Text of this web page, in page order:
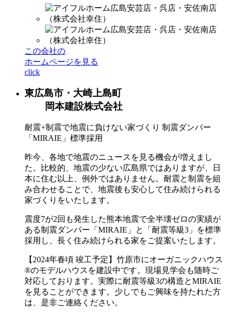
この会社の
ホームページを見る
click
東広島市・大崎上島町
岡本建設株式会社
耐震+制震で地震に負けない家づくり 制震ダンパー
「MIRAIE」標準採用
昨今、各地で地震のニュースを見る機会が増えまし
た。比較的、地震の少ない広島県ではありますが、日
本に住む以上、例外ではありません。 耐震と制震を組
み合わせることで、地震後も安心して住み続けられる
家づくりをいたします。
震度7が2回も発生した熊本地震で全半壊ゼロの実績が
ある制震ダンパー「MIRAIE」と「耐震等級3」を標準
採用し、長く住み続けられる家をご提案いたします。
【2024年春頃 竣工予定】 竹原市にオーガニックハウス
®のモデルハウスを建設中です。現場見学会も随時ご
対応しております。実際に耐震等級3の構造とMIRAIE
を見ることができます。少しでもご興味を持たれた方
は、是非ご連絡ください。